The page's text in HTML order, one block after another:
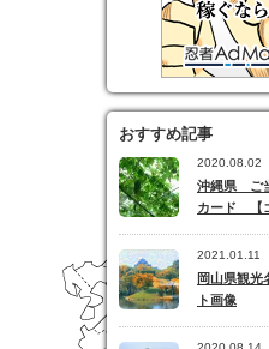
おすすめ記事
2020.08.02
沖縄県 ご
カード 【
2021.01.11
岡山県観
ト画像